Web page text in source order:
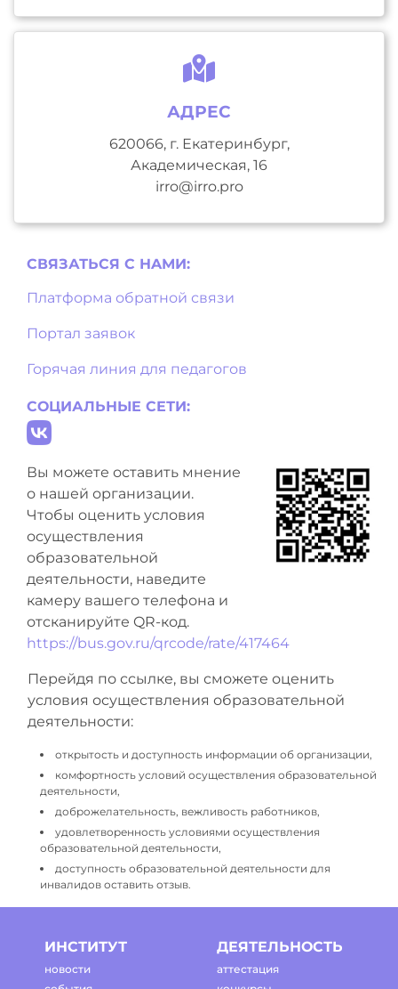
АДРЕС
620066, г. Екатеринбург,
Академическая, 16
irro@irro.pro
СВЯЗАТЬСЯ С НAМИ:
Платформа обратной связи
Портал заявок
Горячая линия для педагогов
СОЦИАЛЬНЫЕ СЕТИ:
Вы можете оставить мнение
о нашей организации.
Чтобы оценить условия
осуществления
образовательной
деятельности, наведите
камеру вашего телефона и
отсканируйте QR-код.
https://bus.gov.ru/qrcode/rate/417464
Перейдя по ссылке, вы сможете оценить
условия осуществления образовательной
деятельности:
открытость и доступность информации об организации,
комфортность условий осуществления образовательной
деятельности,
доброжелательность, вежливость работников,
удовлетворенность условиями осуществления
образовательной деятельности,
доступность образовательной деятельности для
инвалидов оставить отзыв.
ИНСТИТУТ
новости
ДЕЯТЕЛЬНОСТЬ
аттестация